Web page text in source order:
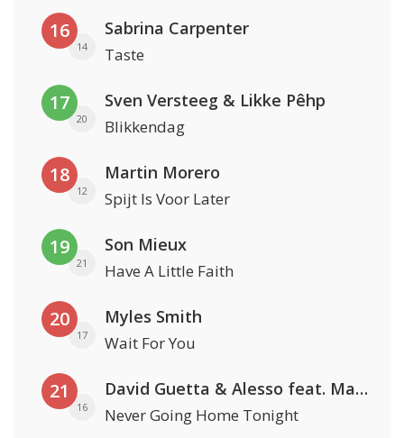
16
14
Sabrina Carpenter
Taste
17
20
Sven Versteeg & Likke Pêhp
Blikkendag
18
12
Martin Morero
Spijt Is Voor Later
19
21
Son Mieux
Have A Little Faith
20
17
Myles Smith
Wait For You
21
16
David Guetta & Alesso feat. Madison Love
Never Going Home Tonight